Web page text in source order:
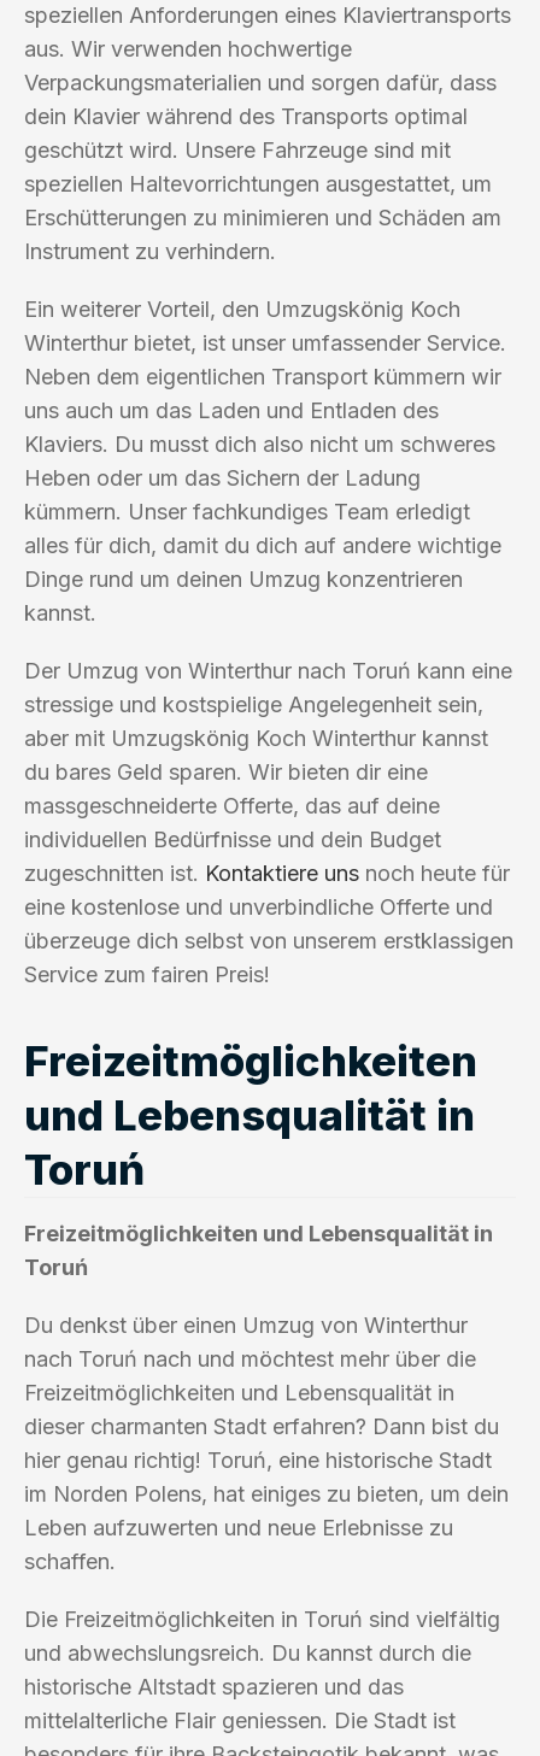
speziellen Anforderungen eines Klaviertransports
aus. Wir verwenden hochwertige
Verpackungsmaterialien und sorgen dafür, dass
dein Klavier während des Transports optimal
geschützt wird. Unsere Fahrzeuge sind mit
speziellen Haltevorrichtungen ausgestattet, um
Erschütterungen zu minimieren und Schäden am
Instrument zu verhindern.
Ein weiterer Vorteil, den Umzugskönig Koch
Winterthur bietet, ist unser umfassender Service.
Neben dem eigentlichen Transport kümmern wir
uns auch um das Laden und Entladen des
Klaviers. Du musst dich also nicht um schweres
Heben oder um das Sichern der Ladung
kümmern. Unser fachkundiges Team erledigt
alles für dich, damit du dich auf andere wichtige
Dinge rund um deinen Umzug konzentrieren
kannst.
Der Umzug von Winterthur nach Toruń kann eine
stressige und kostspielige Angelegenheit sein,
aber mit Umzugskönig Koch Winterthur kannst
du bares Geld sparen. Wir bieten dir eine
massgeschneiderte Offerte, das auf deine
individuellen Bedürfnisse und dein Budget
zugeschnitten ist. Kontaktiere uns noch heute für
eine kostenlose und unverbindliche Offerte und
überzeuge dich selbst von unserem erstklassigen
Service zum fairen Preis!
Freizeitmöglichkeiten
und Lebensqualität in
Toruń
Freizeitmöglichkeiten und Lebensqualität in
Toruń
Du denkst über einen Umzug von Winterthur
nach Toruń nach und möchtest mehr über die
Freizeitmöglichkeiten und Lebensqualität in
dieser charmanten Stadt erfahren? Dann bist du
hier genau richtig! Toruń, eine historische Stadt
im Norden Polens, hat einiges zu bieten, um dein
Leben aufzuwerten und neue Erlebnisse zu
schaffen.
Die Freizeitmöglichkeiten in Toruń sind vielfältig
und abwechslungsreich. Du kannst durch die
historische Altstadt spazieren und das
mittelalterliche Flair geniessen. Die Stadt ist